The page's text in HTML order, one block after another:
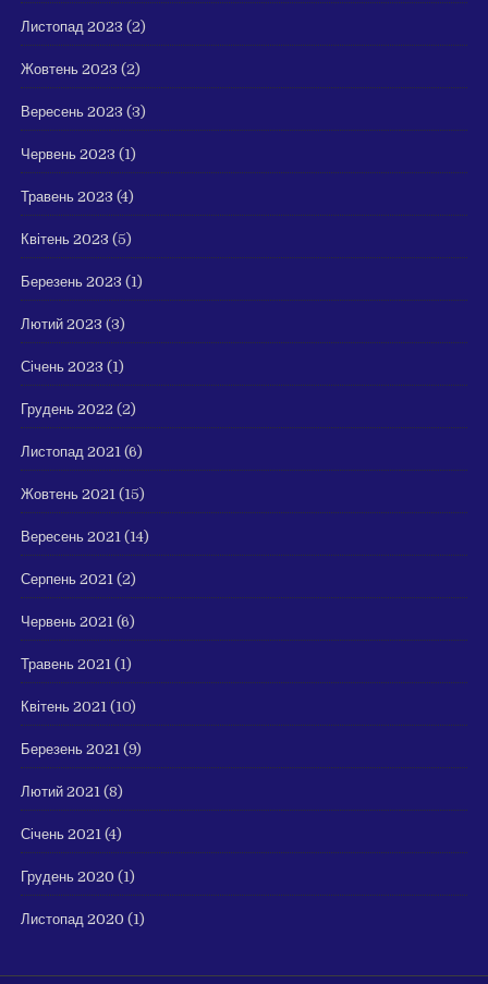
Листопад 2023 (2)
Жовтень 2023 (2)
Вересень 2023 (3)
Червень 2023 (1)
Травень 2023 (4)
Квітень 2023 (5)
Березень 2023 (1)
Лютий 2023 (3)
Січень 2023 (1)
Грудень 2022 (2)
Листопад 2021 (6)
Жовтень 2021 (15)
Вересень 2021 (14)
Серпень 2021 (2)
Червень 2021 (6)
Травень 2021 (1)
Квітень 2021 (10)
Березень 2021 (9)
Лютий 2021 (8)
Січень 2021 (4)
Грудень 2020 (1)
Листопад 2020 (1)